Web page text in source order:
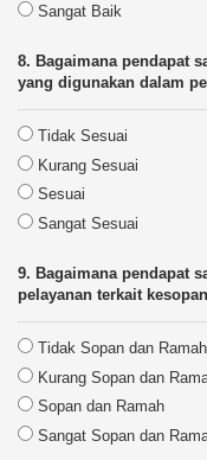
Sangat Baik
8. Bagaimana pendapat
yang digunakan dalam
Tidak Sesuai
Kurang Sesuai
Sesuai
Sangat Sesuai
9. Bagaimana pendapat
pelayanan terkait
Tidak Sopan dan Ramah
Kurang Sopan dan
Sopan dan Ramah
Sangat Sopan dan